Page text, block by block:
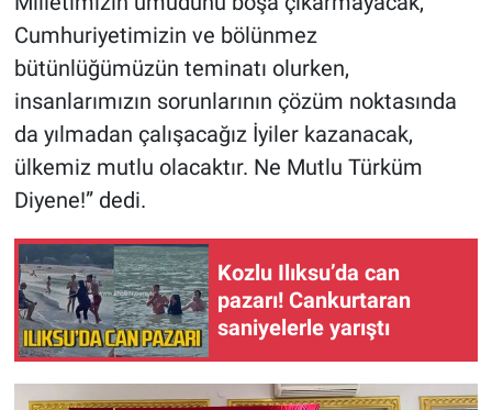
Cumhuriyetimizin ve bölünmez
bütünlüğümüzün teminatı olurken,
insanlarımızın sorunlarının çözüm noktasında
da yılmadan çalışacağız İyiler kazanacak,
ülkemiz mutlu olacaktır. Ne Mutlu Türküm
Diyene!” dedi.
Kozlu Ilıksu’da can
pazarı! Cankurtaran
saniyelerle yarıştı